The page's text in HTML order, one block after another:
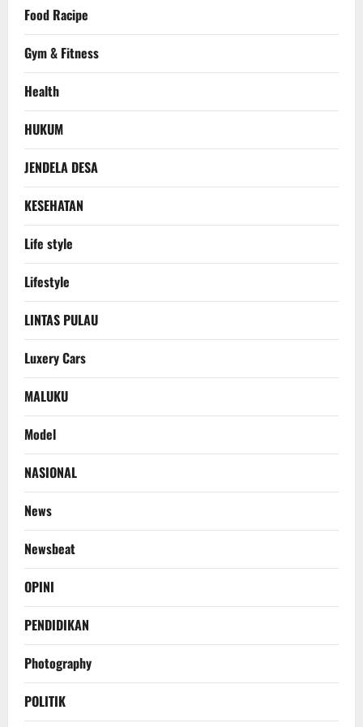
Food Racipe
Gym & Fitness
Health
HUKUM
JENDELA DESA
KESEHATAN
Life style
Lifestyle
LINTAS PULAU
Luxery Cars
MALUKU
Model
NASIONAL
News
Newsbeat
OPINI
PENDIDIKAN
Photography
POLITIK